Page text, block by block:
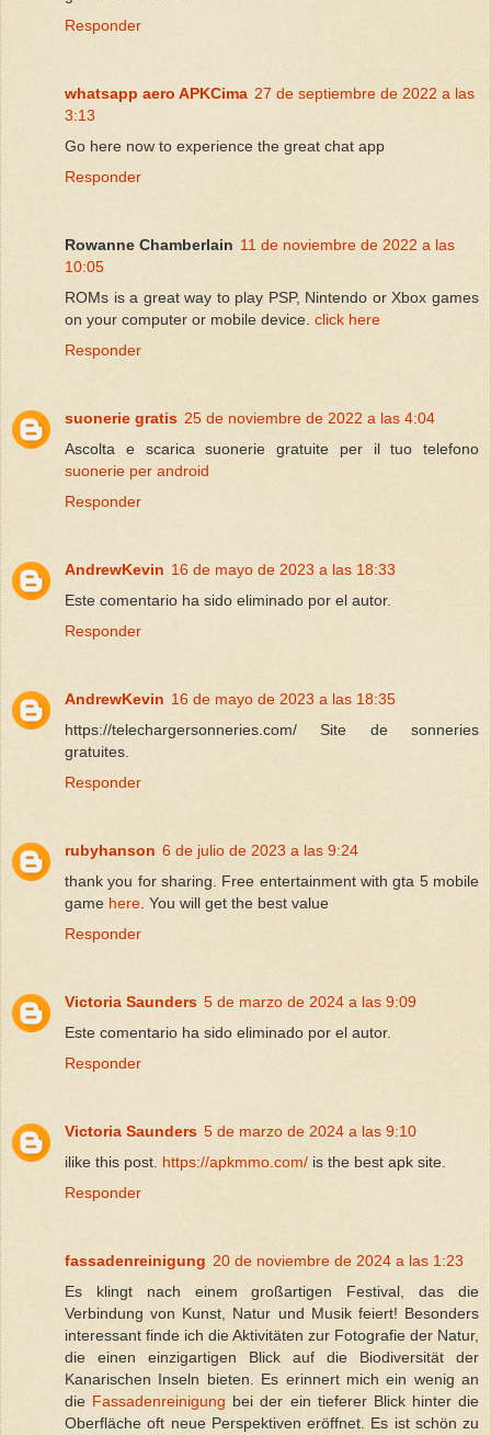
Responder
whatsapp aero APKCima 27 de septiembre de 2022 a las
3:13
Go here now to experience the great chat app
Responder
Rowanne Chamberlain 11 de noviembre de 2022 a las
10:05
ROMs is a great way to play PSP, Nintendo or Xbox games
on your computer or mobile device. click here
Responder
suonerie gratis 25 de noviembre de 2022 a las 4:04
Ascolta e scarica suonerie gratuite per il tuo telefono
suonerie per android
Responder
AndrewKevin 16 de mayo de 2023 a las 18:33
Este comentario ha sido eliminado por el autor.
Responder
AndrewKevin 16 de mayo de 2023 a las 18:35
https://telechargersonneries.com/ Site de sonneries
gratuites.
Responder
rubyhanson 6 de julio de 2023 a las 9:24
thank you for sharing. Free entertainment with gta 5 mobile
game here. You will get the best value
Responder
Victoria Saunders 5 de marzo de 2024 a las 9:09
Este comentario ha sido eliminado por el autor.
Responder
Victoria Saunders 5 de marzo de 2024 a las 9:10
ilike this post. https://apkmmo.com/ is the best apk site.
Responder
fassadenreinigung 20 de noviembre de 2024 a las 1:23
Es klingt nach einem großartigen Festival, das die
Verbindung von Kunst, Natur und Musik feiert! Besonders
interessant finde ich die Aktivitäten zur Fotografie der Natur,
die einen einzigartigen Blick auf die Biodiversität der
Kanarischen Inseln bieten. Es erinnert mich ein wenig an
die Fassadenreinigung bei der ein tieferer Blick hinter die
Oberfläche oft neue Perspektiven eröffnet. Es ist schön zu